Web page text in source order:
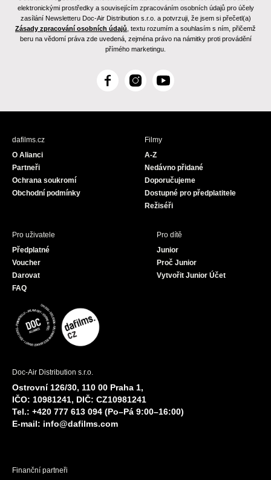
elektronickými prostředky a souvisejícím zpracováním osobních údajů pro účely
zasílání Newsletteru Doc-Air Distribution s.r.o. a potvrzuji, že jsem si přečetl(a)
Zásady zpracování osobních údajů , textu rozumím a souhlasím s ním, přičemž
beru na vědomí práva zde uvedená, zejména právo na námitky proti provádění
přímého marketingu.
F
c
I
s
Y
u
dafilms.cz
O Alianci
Partneři
Ochrana soukromí
Obchodní podmínky
Filmy
A-Z
Nedávno přidané
Doporučujeme
Dostupné pro předplatitele
Režiséři
Pro uživatele
Předplatné
Voucher
Darovat
FAQ
Pro dítě
Junior
Proč Junior
Vytvořit Junior Účet
Doc-Air Distribution s.r.o.
Ostrovní 126/30, 110 00 Praha 1,
IČO: 10981241, DIČ: CZ10981241
Tel.: +420 777 613 094 (Po–Pá 9:00–16:00)
E-mail: info@dafilms.com
Finanční partneři